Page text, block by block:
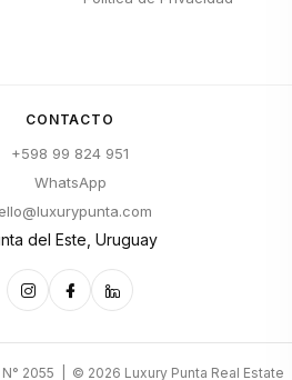
CONTACTO
+598 99 824 951
WhatsApp
del Este, Uruguay
2055 | © 2026 Luxury Punta Real Estate